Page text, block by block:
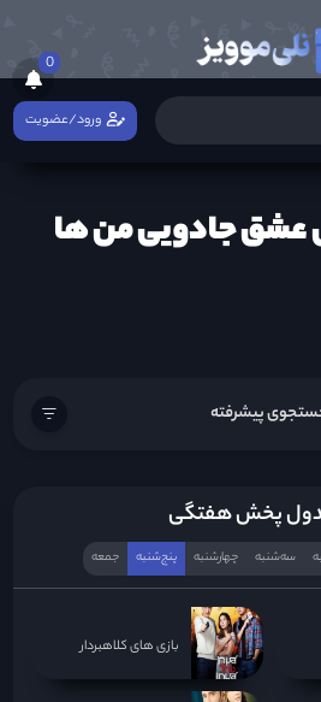
0
ورود/عضویت
عشق جادویی من ها
پیشرفته
پخش هفتگی
سه‌‌شنبه چهارشنبه پنج‌شنبه جمعه
بازی های کلاهبردار